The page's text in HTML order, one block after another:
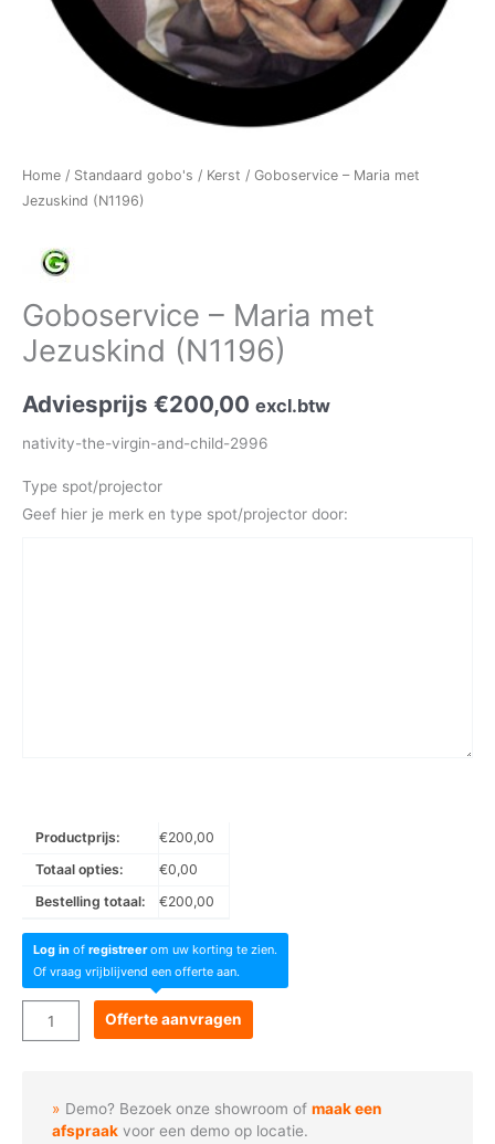
Home / Standaard gobo's / Kerst / Goboservice – Maria met
Jezuskind (N1196)
Goboservice – Maria met
Jezuskind (N1196)
Adviesprijs €200,00 excl.btw
nativity-the-virgin-and-child-2996
Type spot/projector
Geef hier je merk en type spot/projector door:
Productprijs: €200,00
Totaal opties:
€0,00
Bestelling totaal:
€200,00
Log in of registreerom uw korting te zien.
Of vraag vrijblijvend een offerte aan.
Goboservice
-
Jezuskind
Offerte aanvragen
Demo? Bezoek onze showroom ofmaak een
afspraak voor een demo op locatie.